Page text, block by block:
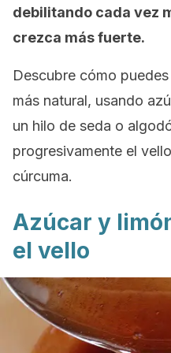
debilitando cada vez
crezca más fuerte.
Descubre cómo
más natural, usando
un hilo de seda o
progresivamente el
cúrcuma.
Azúcar y
el vello